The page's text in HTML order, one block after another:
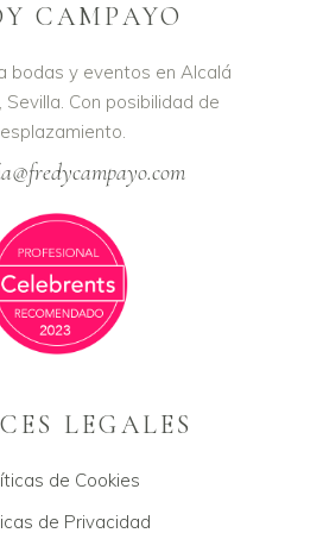
CAMPAYO
bodas y eventos en Alcalá
Sevilla. Con posibilidad de
LEGALES
de Cookies
de Privacidad